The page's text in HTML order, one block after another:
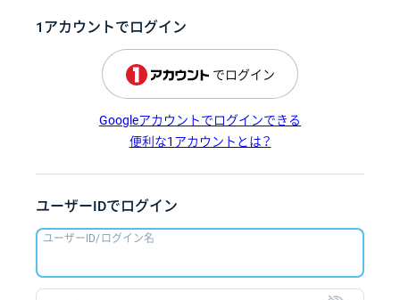
1アカウントでログイン
でログイン
Googleアカウントでログインできる
便利な1アカウントとは？
ユーザーIDでログイン
ユーザーID/ログイン名